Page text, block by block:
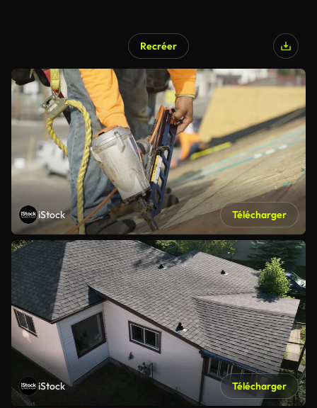
Recréer
iStock Télécharger
iStock Télécharger